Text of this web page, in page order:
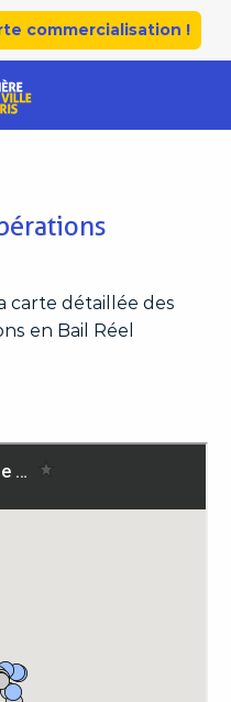
commercialisation !
carte détaillée des
en Bail Réel